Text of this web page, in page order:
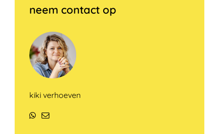
neem contact op
kiki verhoeven
WhatsApp
E-